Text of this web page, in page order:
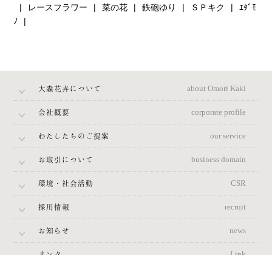
レースフラワー
菜の花 鉄砲ゆり ＳＰキク
ｴﾀﾞﾓ
ﾉ
大森花卉について about Omori Kaki
会社概要 corporate profile
わたしたちのご提案 our service
お取引について business domain
環境・社会活動 CSR
採用情報 recruit
お知らせ news